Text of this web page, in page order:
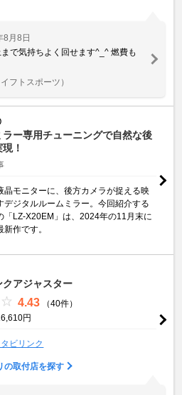
8月8日
で気持ちよく回せます^_^ 燃費も
フトスポーツ）
ラー専用チューニングで自然な後
！
晶モニターに、後方カメラが捉える映
デジタルルームミラー。今回紹介する
「LZ-X20EM」は、2024年の11月末に
作です。
クアジャスター
4.43
（40件）
円
タビリンク
の取付店を探す